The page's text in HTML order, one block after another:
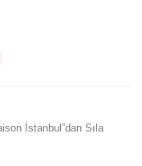
İstanbul”dan Sıla